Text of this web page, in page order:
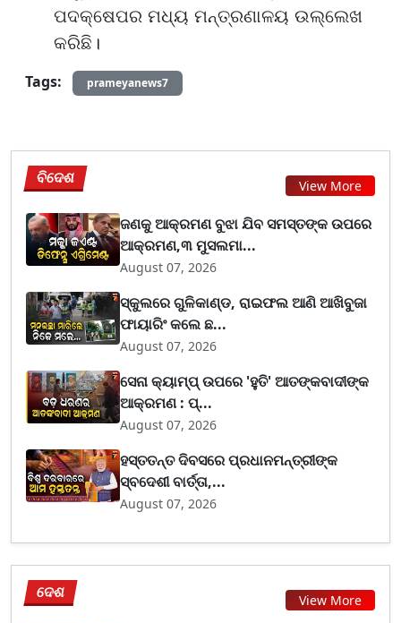
ପଦକ୍ଷେପର ମଧ୍ୟ ମନ୍ତ୍ରଣାଳୟ ଉଲ୍ଲେଖ
କରିଛି।
Tags:
prameyanews7
ବିଦେଶ View More
ଜଣକୁ ଆକ୍ରମଣ ବୁଝା ଯିବ ସମସ୍ତଙ୍କ ଉପରେ
ଆକ୍ରମଣ,୩ ମୁସଲମା...
August 07, 2026
ସ୍କୁଲରେ ଗୁଳିକାଣ୍ଡ, ରାଇଫଲ ଆଣି ଆଖିବୁଜା
ଫାୟାରିଂ କଲେ ଛ...
August 07, 2026
ସେନା କ୍ୟାମ୍ପ୍ ଉପରେ 'ହୁତି' ଆତଙ୍କବାଦୀଙ୍କ
ଆକ୍ରମଣ : ପ୍...
August 07, 2026
ହସ୍ତତନ୍ତ ଦିବସରେ ପ୍ରଧାନମନ୍ତ୍ରୀଙ୍କ
ସ୍ବଦେଶୀ ବାର୍ତ୍ତା,...
August 07, 2026
ଦେଶ View More